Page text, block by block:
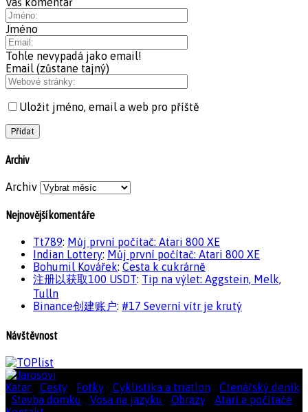
Jméno
Tohle nevypadá jako email!
Email (zůstane tajný)
Uložit jméno, email a web pro příště
Archiv
Archiv
Nejnovější komentáře
Tt789: Můj první počítač: Atari 800 XE
Indian Lottery: Můj první počítač: Atari 800 XE
Bohumil Kovářek: Cesta k cukrárně
注册以获取100 USDT: Tip na výlet: Aggstein, Melk,
Tulln
Binance创建账户: #17 Severní vítr je krutý
Návštěvnost
Katar Cesty Fotky Cyklistika a triatlon
Čtenářský deník
Stavba domku Vosa na jazyku Obrazy Atari a počítače